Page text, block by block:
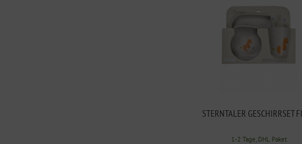
STERNTALER GESCHIRRSET
1-2 Tage, DHL Paket